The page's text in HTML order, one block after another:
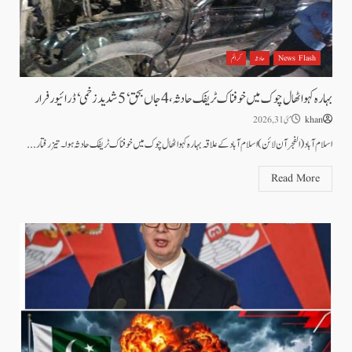
News Flash حادثہ کرائم
بہارہ کہو اٹھال چوک میں خوفناک ٹریفک حادثہ، 4جاں بحق‘ 5 شدید زخمی‘ڈرائیور فرار
khan مئی 31, 2026
اسلام آباد(الفجرآن لائن) اسلام آباد کے علاقہ بہارہ کہو اٹھال چوک میں خوفناک ٹریفک حادثہ ہوا۔تیز رفتار...
Read More